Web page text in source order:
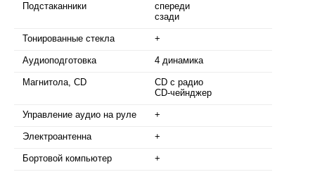
Подстаканники
спереди
сзади
Тонированные стекла +
Аудиоподготовка 4 динамика
Магнитола, CD
CD с радио
CD-чейнджер
Управление аудио на руле +
Электроантенна +
Бортовой компьютер +